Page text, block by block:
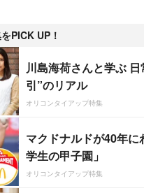
PICK UP！
川島海荷さんと学ぶ
引”のリアル
オリコンタイアップ特集
マクドナルドが40年
学生の甲子園」
オリコンタイアップ特集